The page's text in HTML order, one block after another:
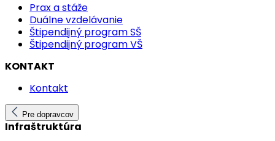
Prax a stáže
Duálne vzdelávanie
Štipendijný program SŠ
Štipendijný program VŠ
KONTAKT
Kontakt
Pre dopravcov
Infraštruktúra